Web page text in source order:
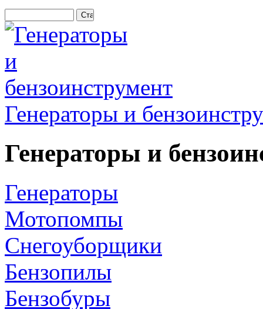
Генераторы и
Генераторы и
Генераторы
Мотопомпы
Снегоуборщики
Бензопилы
Бензобуры